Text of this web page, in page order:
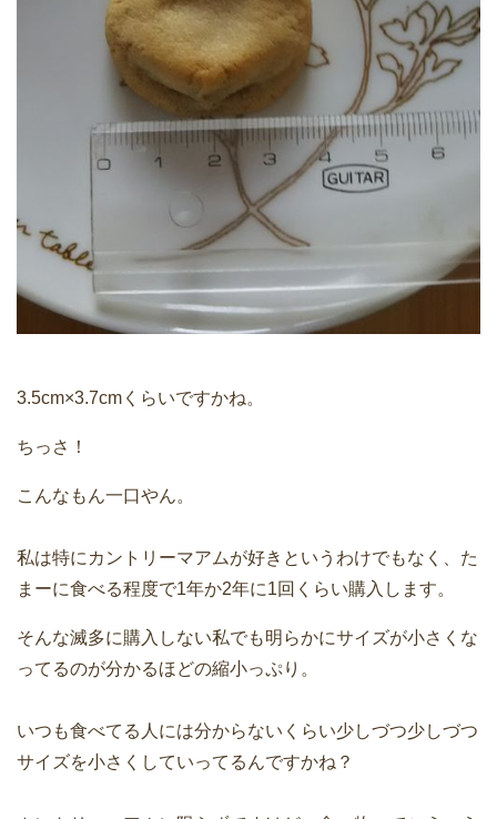
3.5cm×3.7cmくらいですかね。
ちっさ！
こんなもん一口やん。
私は特にカントリーマアムが好きというわけでもなく、た
まーに食べる程度で1年か2年に1回くらい購入します。
そんな滅多に購入しない私でも明らかにサイズが小さくな
ってるのが分かるほどの縮小っぷり。
いつも食べてる人には分からないくらい少しづつ少しづつ
サイズを小さくしていってるんですかね？